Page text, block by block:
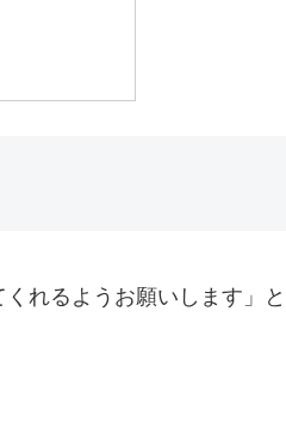
れるようお願いします」と